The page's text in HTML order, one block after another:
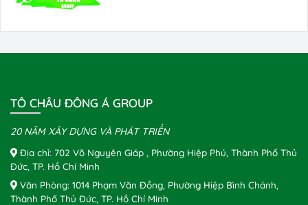
TÔ CHÂU ĐÔNG Á GROUP
20 NĂM XÂY DỰNG VÀ PHÁT TRIỂN
Địa chỉ: 702 Võ Nguyên Giáp , Phường Hiệp Phú, Thành Phố Thủ
Đức, TP. Hồ Chí Minh
Văn Phòng: 1014 Phạm Văn Đồng, Phường Hiệp Bình Chánh,
Thành Phố Thủ Đức, TP. Hồ Chí Minh